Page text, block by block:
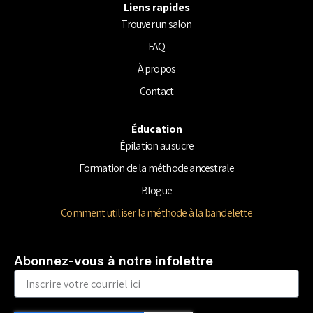
b
o
a
g
a
o
k
Liens rapides
Trouver un salon
FAQ
À propos
Contact
Éducation
Épilation au sucre
Formation de la méthode ancestrale
Blogue
Comment utiliser la méthode à la bandelette
Abonnez-vous à notre infolettre
Email